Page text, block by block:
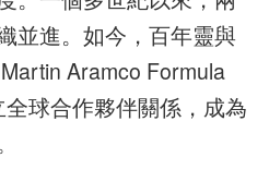
並進。如今，百年靈與
Aramco Formula
球合作夥伴關係，成為